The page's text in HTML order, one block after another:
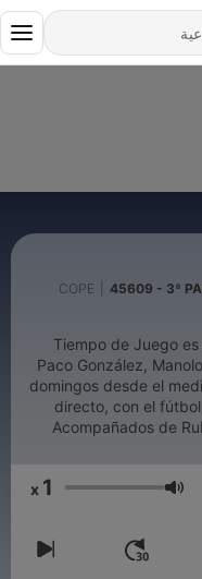
COPE
45609 - 3ª
Tiempo de Juego
Paco González,
domingos desde el
directo, con el
Acompañados de
مستوى الصوت 1